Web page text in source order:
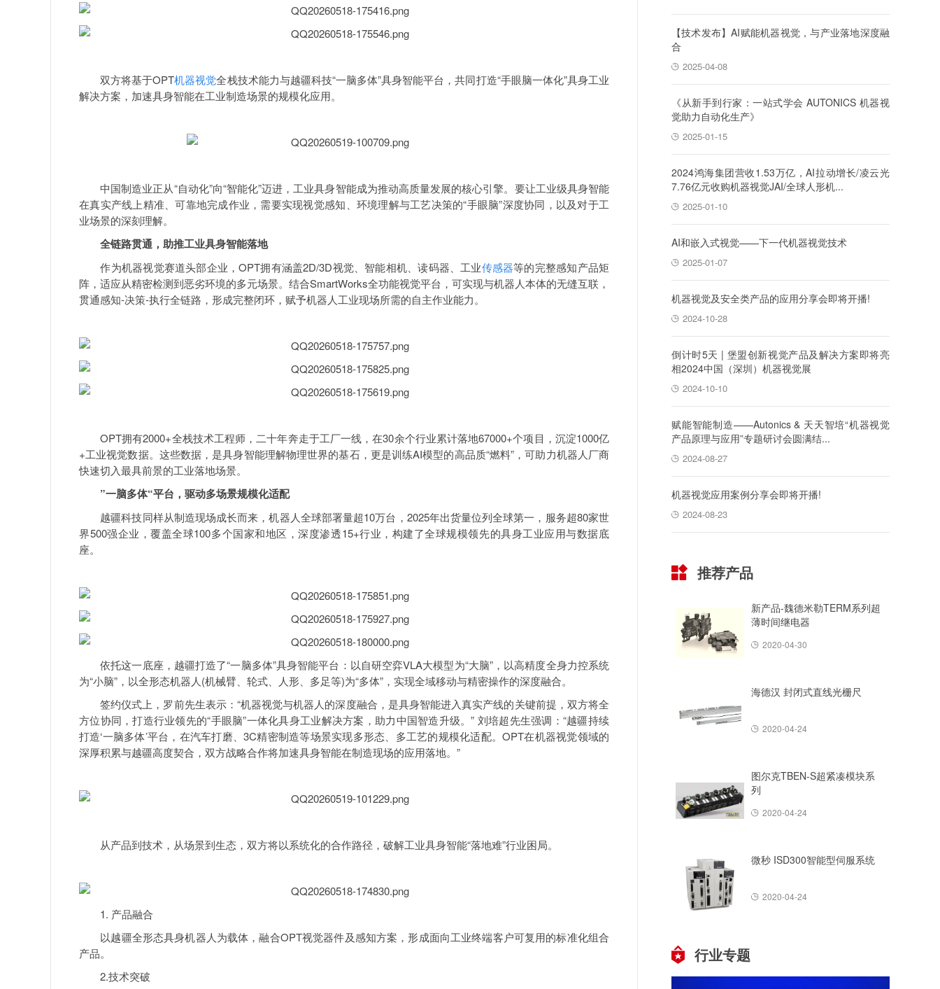
双方将基于OPT机器视觉全栈技术能力与越疆科技“一脑多体”具身智能平台，共同打造“手眼脑一体化”具身工业
解决方案，加速具身智能在工业制造场景的规模化应用。
中国制造业正从“自动化”向“智能化”迈进，工业具身智能成为推动高质量发展的核心引擎。要让工业级具身智能
在真实产线上精准、可靠地完成作业，需要实现视觉感知、环境理解与工艺决策的“手眼脑”深度协同，以及对于工
业场景的深刻理解。
全链路贯通，助推工业具身智能落地
作为机器视觉赛道头部企业，OPT拥有涵盖2D/3D视觉、智能相机、读码器、工业传感器等的完整感知产品矩
阵，适应从精密检测到恶劣环境的多元场景。结合SmartWorks全功能视觉平台，可实现与机器人本体的无缝互联，
贯通感知-决策-执行全链路，形成完整闭环，赋予机器人工业现场所需的自主作业能力。
OPT拥有2000+全栈技术工程师，二十年奔走于工厂一线，在30余个行业累计落地67000+个项目，沉淀1000亿
+工业视觉数据。这些数据，是具身智能理解物理世界的基石，更是训练AI模型的高品质“燃料”，可助力机器人厂商
快速切入最具前景的工业落地场景。
”一脑多体“平台，驱动多场景规模化适配
越疆科技同样从制造现场成长而来，机器人全球部署量超10万台，2025年出货量位列全球第一，服务超80家世
界500强企业，覆盖全球100多个国家和地区，深度渗透15+行业，构建了全球规模领先的具身工业应用与数据底
座。
依托这一底座，越疆打造了“一脑多体”具身智能平台：以自研空弈VLA大模型为“大脑”，以高精度全身力控系统
为“小脑”，以全形态机器人(机械臂、轮式、人形、多足等)为“多体”，实现全域移动与精密操作的深度融合。
签约仪式上，罗前先生表示：“机器视觉与机器人的深度融合，是具身智能进入真实产线的关键前提，双方将全
方位协同，打造行业领先的“手眼脑”一体化具身工业解决方案，助力中国智造升级。” 刘培超先生强调：“越疆持续
打造‘一脑多体’平台，在汽车打磨、3C精密制造等场景实现多形态、多工艺的规模化适配。OPT在机器视觉领域的
深厚积累与越疆高度契合，双方战略合作将加速具身智能在制造现场的应用落地。”
从产品到技术，从场景到生态，双方将以系统化的合作路径，破解工业具身智能“落地难”行业困局。
1. 产品融合
以越疆全形态具身机器人为载体，融合OPT视觉器件及感知方案，形成面向工业终端客户可复用的标准化组合
产品。
2.技术突破
【技术发布】AI赋能机器视觉，与产业落地深度融
合
2025-04-08
《从新手到行家：一站式学会 AUTONICS 机器视
觉助力自动化生产》
2025-01-15
2024鸿海集团营收1.53万亿，AI拉动增长/凌云光
7.76亿元收购机器视觉JAI/全球人形机...
2025-01-10
AI和嵌入式视觉——下一代机器视觉技术
2025-01-07
机器视觉及安全类产品的应用分享会即将开播!
2024-10-28
倒计时5天 | 堡盟创新视觉产品及解决方案即将亮
相2024中国（深圳）机器视觉展
2024-10-10
赋能智能制造——Autonics & 天天智培“机器视觉
产品原理与应用”专题研讨会圆满结...
2024-08-27
机器视觉应用案例分享会即将开播!
2024-08-23
推荐产品
新产品-魏德米勒TERM系列超
薄时间继电器
2020-04-30
海德汉 封闭式直线光栅尺
2020-04-24
图尔克TBEN-S超紧凑模块系
列
2020-04-24
微秒 ISD300智能型伺服系统
2020-04-24
行业专题